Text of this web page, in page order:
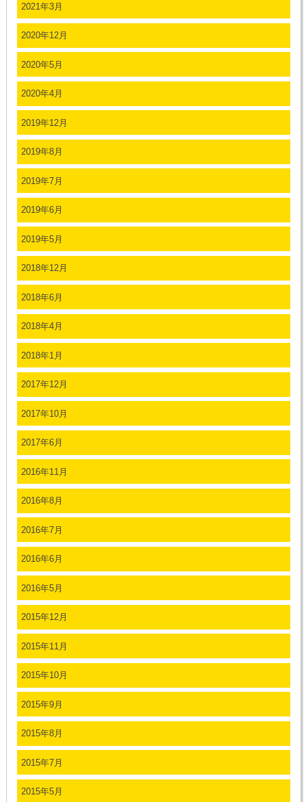
2021年3月
2020年12月
2020年5月
2020年4月
2019年12月
2019年8月
2019年7月
2019年6月
2019年5月
2018年12月
2018年6月
2018年4月
2018年1月
2017年12月
2017年10月
2017年6月
2016年11月
2016年8月
2016年7月
2016年6月
2016年5月
2015年12月
2015年11月
2015年10月
2015年9月
2015年8月
2015年7月
2015年5月